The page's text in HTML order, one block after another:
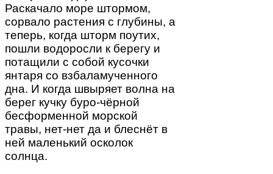
Раскачало море штормом,
сорвало растения с глубины, а
теперь, когда шторм поутих,
пошли водоросли к берегу и
потащили с собой кусочки
янтаря со взбаламученного
дна. И когда швыряет волна на
берег кучку буро-чёрной
бесформенной морской
травы, нет-нет да и блеснёт в
ней маленький осколок
солнца.